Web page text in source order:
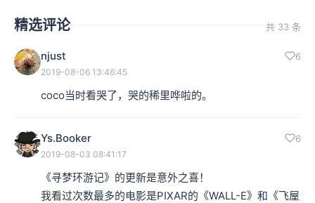
精选评论 共 33 条
njust 6
2019-08-06 13:46:45
coco当时看哭了，哭的稀里哗啦的。
Ys.Booker 6
2019-08-03 08:41:17
《寻梦环游记》的更新是意外之喜！
我看过次数最多的电影是PIXAR的《WALL-E》和《飞屋